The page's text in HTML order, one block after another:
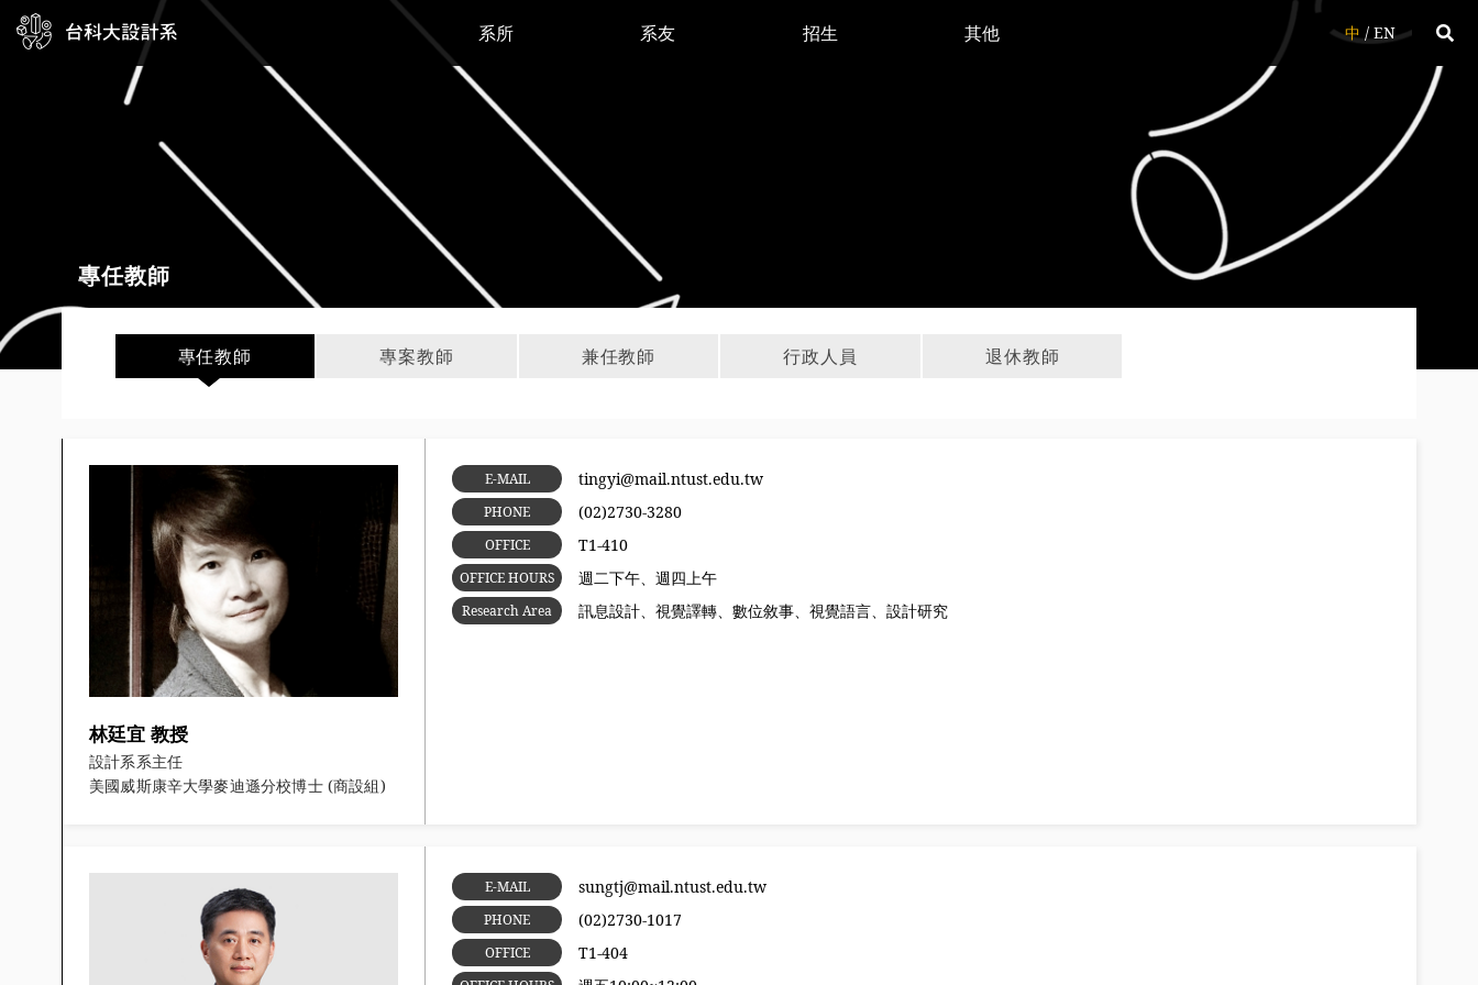
系所 系友 招生 其他 中 / EN
專任教師
專任教師 專案教師 兼任教師 行政人員 退休教師
林廷宜 教授
設計系系主任
美國威斯康辛大學麥迪遜分校博士 (商設組)
E-MAIL tingyi@mail.ntust.edu.tw
PHONE (02)2730-3280
OFFICE T1-410
OFFICE HOURS 週二下午、週四上午
Research Area 訊息設計、視覺譯轉、數位敘事、視覺語言、設計研究
E-MAIL sungtj@mail.ntust.edu.tw
PHONE (02)2730-1017
OFFICE T1-404